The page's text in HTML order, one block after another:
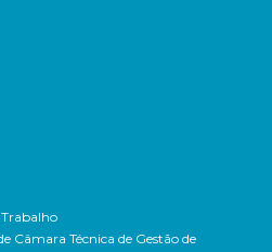
Câmara Técnica de Gestão de